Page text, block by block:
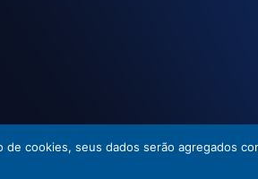
por Incom
cookies, seus dados serão agregados